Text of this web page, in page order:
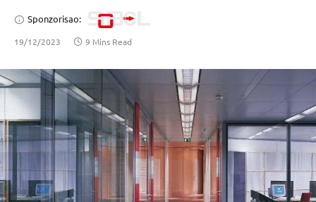
Sponzorisao:
19/12/2023 9 Mins Read